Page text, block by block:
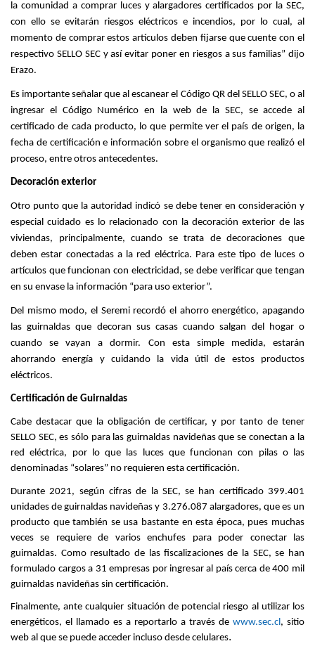
la comunidad a comprar luces y alargadores certificados por la SEC,
con ello se evitarán riesgos eléctricos e incendios, por lo cual, al
momento de comprar estos artículos deben fijarse que cuente con el
respectivo SELLO SEC y así evitar poner en riesgos a sus familias” dijo
Erazo.
Es importante señalar que al escanear el Código QR del SELLO SEC, o al
ingresar el Código Numérico en la web de la SEC, se accede al
certificado de cada producto, lo que permite ver el país de origen, la
fecha de certificación e información sobre el organismo que realizó el
proceso, entre otros antecedentes.
Decoración exterior
Otro punto que la autoridad indicó se debe tener en consideración y
especial cuidado es lo relacionado con la decoración exterior de las
viviendas, principalmente, cuando se trata de decoraciones que
deben estar conectadas a la red eléctrica. Para este tipo de luces o
artículos que funcionan con electricidad, se debe verificar que tengan
en su envase la información “para uso exterior”.
Del mismo modo, el Seremi recordó el ahorro energético, apagando
las guirnaldas que decoran sus casas cuando salgan del hogar o
cuando se vayan a dormir. Con esta simple medida, estarán
ahorrando energía y cuidando la vida útil de estos productos
eléctricos.
Certificación de Guirnaldas
Cabe destacar que la obligación de certificar, y por tanto de tener
SELLO SEC, es sólo para las guirnaldas navideñas que se conectan a la
red eléctrica, por lo que las luces que funcionan con pilas o las
denominadas “solares” no requieren esta certificación.
Durante 2021, según cifras de la SEC, se han certificado 399.401
unidades de guirnaldas navideñas y 3.276.087 alargadores, que es un
producto que también se usa bastante en esta época, pues muchas
veces se requiere de varios enchufes para poder conectar las
guirnaldas. Como resultado de las fiscalizaciones de la SEC, se han
formulado cargos a 31 empresas por ingresar al país cerca de 400 mil
guirnaldas navideñas sin certificación.
Finalmente, ante cualquier situación de potencial riesgo al utilizar los
energéticos, el llamado es a reportarlo a través de www.sec.cl, sitio
web al que se puede acceder incluso desde celulares.